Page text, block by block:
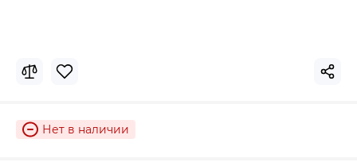
Нет в наличии